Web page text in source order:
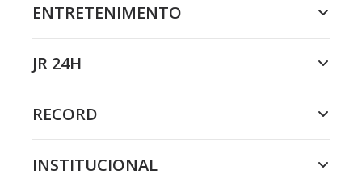
ENTRETENIMENTO
JR 24H
RECORD
INSTITUCIONAL